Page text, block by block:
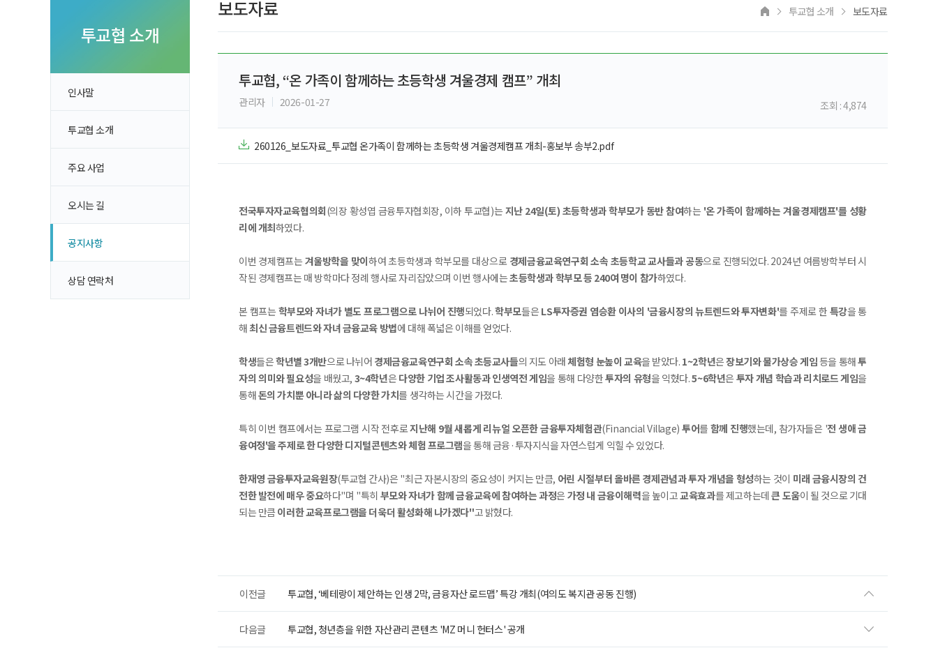
실전투자 Insight
투교협 소개
인사말
투교협 소개
주요 사업
오시는 길
공지사항
상담 연락처
보도자료 투교협 소개 보도자료
투교협, “온 가족이 함께하는 초등학생 겨울경제 캠프” 개최
관리자 2026-01-27 조회 : 4,874
260126_보도자료_투교협 온가족이 함께하는 초등학생 겨울경제캠프 개최-홍보부 송부2.pdf
전국투자자교육협의회(의장 황성엽 금융투자협회장, 이하 투교협)는지난 24일(토) 초등학생과 학부모가 동반 참여하는'온 가족이 함께하는 겨울경제캠프'를 성황
리에 개최하였다.
이번 경제캠프는겨울방학을 맞이하여 초등학생과 학부모를 대상으로 경제금융교육연구회 소속 초등학교 교사들과 공동으로 진행되었다. 2024년 여름방학부터 시
작된 경제캠프는 매 방학마다 정례 행사로 자리잡았으며 이번 행사에는초등학생과 학부모 등 240여 명이 참가하였다.
본 캠프는학부모와 자녀가 별도 프로그램으로 나뉘어 진행되었다.학부모들은 LS투자증권 염승환 이사의 '금융시장의 뉴트렌드와 투자변화'를 주제로 한 특강을 통
해 최신 금융트렌드와 자녀 금융교육 방법에 대해 폭넓은 이해를 얻었다.
학생들은학년별 3개반으로 나뉘어 경제금융교육연구회 소속 초등교사들의 지도 아래체험형 눈높이 교육을 받았다. 1~2학년은장보기와 물가상승 게임등을 통해투
자의 의미와 필요성을 배웠고, 3~4학년은 다양한 기업 조사활동과 인생역전 게임을 통해 다양한투자의 유형을 익혔다.5~6학년은 투자 개념 학습과 리치로드 게임을
통해돈의 가치뿐 아니라 삶의 다양한 가치를 생각하는 시간을 가졌다.
특히 이번 캠프에서는 프로그램 시작 전후로지난해 9월 새롭게 리뉴얼 오픈한 금융투자체험관(Financial Village) 투어를 함께 진행했는데, 참가자들은 '전 생애 금
융여정'을 주제로 한 다양한 디지털콘텐츠와 체험 프로그램을 통해 금융·투자지식을 자연스럽게 익힐 수 있었다.
한재영 금융투자교육원장(투교협 간사)은 "최근 자본시장의 중요성이 커지는 만큼, 어린 시절부터 올바른 경제관념과 투자 개념을 형성하는 것이 미래 금융시장의 건
전한 발전에 매우 중요하다"며 "특히 부모와 자녀가 함께 금융교육에 참여하는 과정은 가정 내 금융이해력을 높이고교육효과를 제고하는데 큰 도움이 될 것으로 기대
되는 만큼이러한 교육프로그램을 더욱더 활성화해 나가겠다"고 밝혔다.
이전글 투교협, ‘베테랑이 제안하는 인생 2막, 금융자산 로드맵’ 특강 개최(여의도 복지관 공동 진행)
다음글 투교협, 청년층을 위한 자산관리 콘텐츠 'MZ 머니 헌터스' 공개